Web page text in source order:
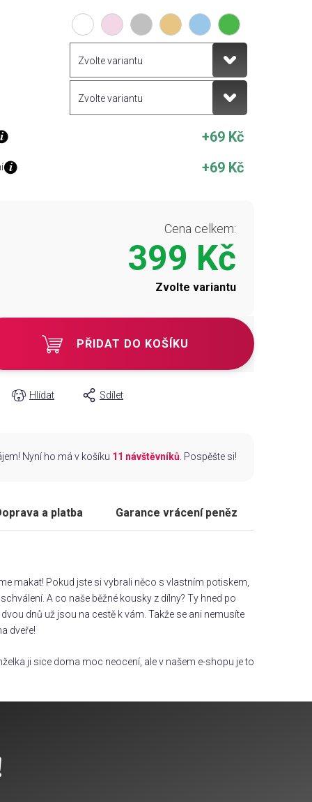
+69 Kč
+69 Kč
Cena celkem:
399 Kč
Zvolte variantu
PŘIDAT DO KOŠÍKU
Hlídat Sdílet
Nyní ho má v košíku 11 návštěvníků. Pospěšte si!
a platba Garance vrácení peněz
makat! Pokud jste si vybrali něco s vlastním potiskem,
A co naše běžné kousky z dílny? Ty hned po
dnů už jsou na cestě k vám. Takže se ani nemusíte
dveře!
ji sice doma moc neocení, ale v našem e-shopu je to